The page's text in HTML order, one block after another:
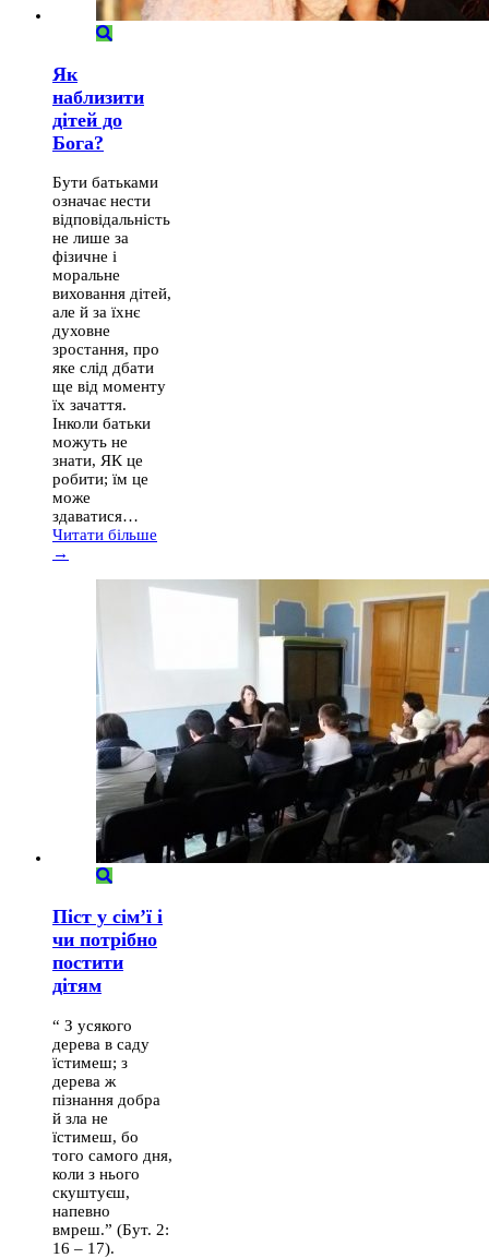
Як
наблизити
дітей до
Бога?
Бути батьками
означає нести
відповідальність
не лише за
фізичне і
моральне
виховання дітей,
але й за їхнє
духовне
зростання, про
яке слід дбати
ще від моменту
їх зачаття.
Інколи батьки
можуть не
знати, ЯК це
робити; їм це
може
здаватися…
Читати більше
→
Піст у сім’ї і
чи потрібно
постити
дітям
“ З усякого
дерева в саду
їстимеш; з
дерева ж
пізнання добра
й зла не
їстимеш, бо
того самого дня,
коли з нього
скуштуєш,
напевно
вмреш.” (Бут. 2:
16 – 17).